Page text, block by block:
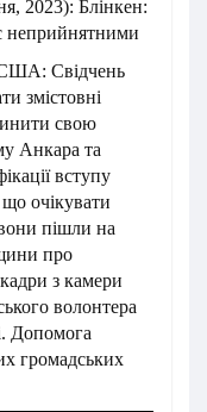
США: Свідчень
змістовні
свою
Анкара та
вступу
очікувати
пішли на
про
з камери
волонтера
Допомога
громадських